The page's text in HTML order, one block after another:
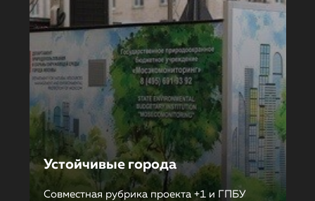
Устойчивые города
Совместная рубрика проекта +1 и ГПБУ